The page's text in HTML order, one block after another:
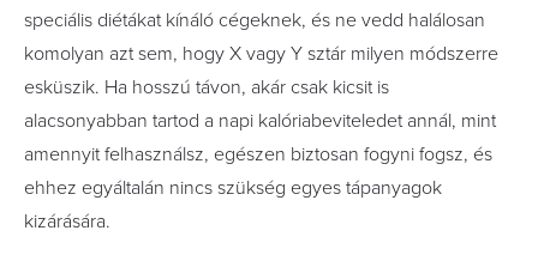
speciális diétákat kínáló cégeknek, és ne vedd halálosan
komolyan azt sem, hogy X vagy Y sztár milyen módszerre
esküszik. Ha hosszú távon, akár csak kicsit is
alacsonyabban tartod a napi kalóriabeviteledet annál, mint
amennyit felhasználsz, egészen biztosan fogyni fogsz, és
ehhez egyáltalán nincs szükség egyes tápanyagok
kizárására.